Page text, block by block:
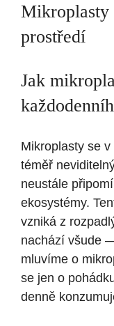
Mikroplasty
prostředí
Jak
Mikroplasty se
téměř
neustále
ekosystémy.
vzniká z
nachází všude
mluvíme o
se jen o
denně